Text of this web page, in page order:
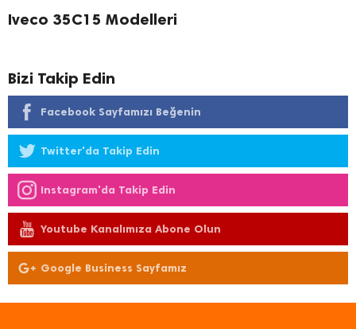
Iveco 35C15 Modelleri
Bizi Takip Edin
Facebook Sayfamızı Beğenin
Twitter'da Takip Edin
Instagram'da Takip Edin
Youtube Kanalımıza Abone Olun
Google Business Sayfamız